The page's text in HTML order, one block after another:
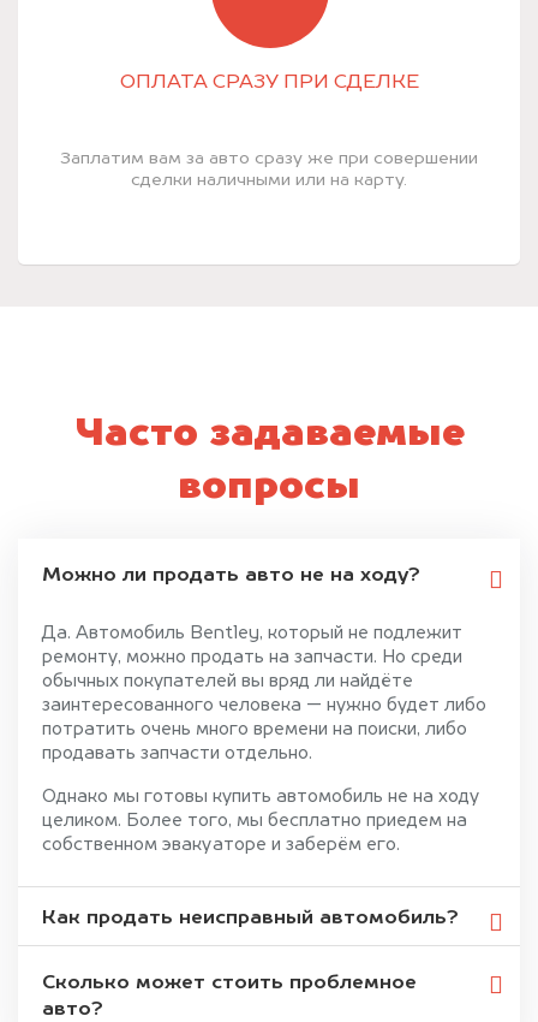
ОПЛАТА СРАЗУ ПРИ СДЕЛКЕ
Заплатим вам за авто сразу же при совершении
сделки наличными или на карту.
Часто задаваемые
вопросы
Можно ли продать авто не на ходу?
Да. Автомобиль Bentley, который не подлежит
ремонту, можно продать на запчасти. Но среди
обычных покупателей вы вряд ли найдёте
заинтересованного человека — нужно будет либо
потратить очень много времени на поиски, либо
продавать запчасти отдельно.
Однако мы готовы купить автомобиль не на ходу
целиком. Более того, мы бесплатно приедем на
собственном эвакуаторе и заберём его.
Как продать неисправный автомобиль?
Сколько может стоить проблемное
авто?